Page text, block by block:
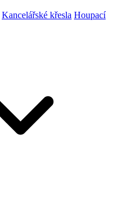
Kancelářské křesla Houpací